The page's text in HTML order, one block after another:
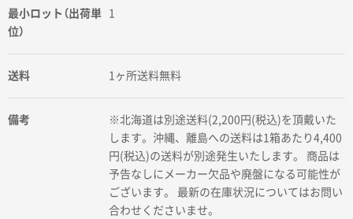
最小ロット（出荷単
位）
1
送料 1ヶ所送料無料
備考
※北海道は別途送料(2,200円(税込)を頂戴いた
します。沖縄、離島への送料は1箱あたり4,400
円(税込)の送料が別途発生いたします。 商品は
予告なしにメーカー欠品や廃盤になる可能性が
ございます。 最新の在庫状況についてはお問い
合わせくださいませ。